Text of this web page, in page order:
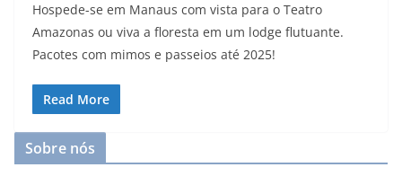
Hospede-se em Manaus com vista para o Teatro
Amazonas ou viva a floresta em um lodge flutuante.
Pacotes com mimos e passeios até 2025!
Read More
Sobre nós